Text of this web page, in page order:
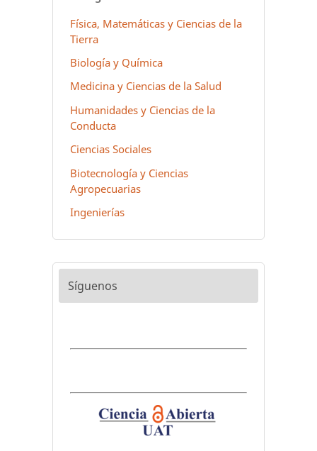
Física, Matemáticas y Ciencias de la
Tierra
Biología y Química
Medicina y Ciencias de la Salud
Humanidades y Ciencias de la
Conducta
Ciencias Sociales
Biotecnología y Ciencias
Agropecuarias
Ingenierías
Síguenos